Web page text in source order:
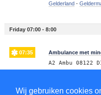
Wij gebruiken cookies
Gelderland -
Friday 07:00 - 8:00
07:35 Ambulance met
A2 Ambu 08122